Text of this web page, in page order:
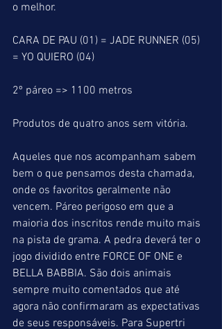
o melhor.
CARA DE PAU (01) = JADE RUNNER (05)
= YO QUIERO (04)
2º páreo => 1100 metros
Produtos de quatro anos sem vitória.
Aqueles que nos acompanham sabem
bem o que pensamos desta chamada,
onde os favoritos geralmente não
vencem. Páreo perigoso em que a
maioria dos inscritos rende muito mais
na pista de grama. A pedra deverá ter o
jogo dividido entre FORCE OF ONE e
BELLA BABBIA. São dois animais
sempre muito comentados que até
agora não confirmaram as expectativas
de seus responsáveis. Para Supertri